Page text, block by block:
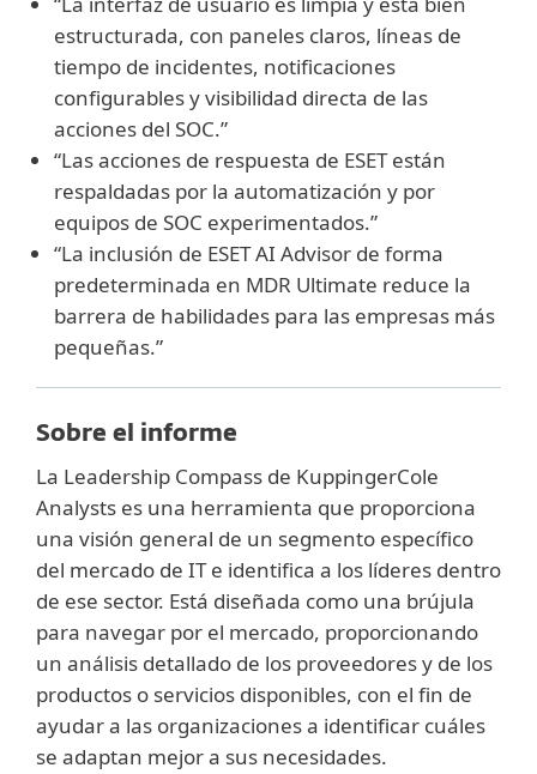
estructurada, con paneles claros, líneas de
tiempo de incidentes, notificaciones
configurables y visibilidad directa de las
acciones del SOC.”
“Las acciones de respuesta de ESET están
respaldadas por la automatización y por
equipos de SOC experimentados.”
“La inclusión de ESET AI Advisor de forma
predeterminada en MDR Ultimate reduce la
barrera de habilidades para las empresas más
pequeñas.”
Sobre el informe
La Leadership Compass de KuppingerCole
Analysts es una herramienta que proporciona
una visión general de un segmento específico
del mercado de IT e identifica a los líderes dentro
de ese sector. Está diseñada como una brújula
para navegar por el mercado, proporcionando
un análisis detallado de los proveedores y de los
productos o servicios disponibles, con el fin de
ayudar a las organizaciones a identificar cuáles
se adaptan mejor a sus necesidades.